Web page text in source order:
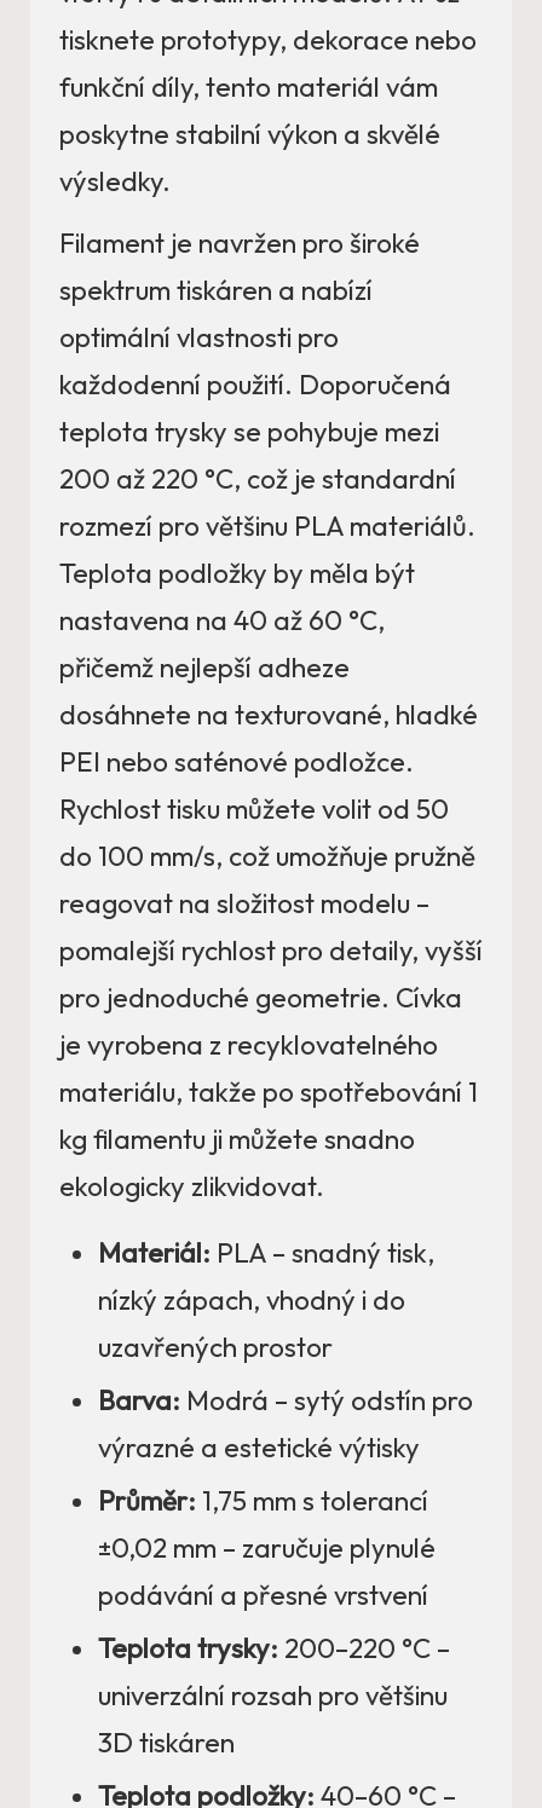
tisknete prototypy, dekorace nebo
funkční díly, tento materiál vám
poskytne stabilní výkon a skvělé
výsledky.
Filament je navržen pro široké
spektrum tiskáren a nabízí
optimální vlastnosti pro
každodenní použití. Doporučená
teplota trysky se pohybuje mezi
200 až 220 °C, což je standardní
rozmezí pro většinu PLA materiálů.
Teplota podložky by měla být
nastavena na 40 až 60 °C,
přičemž nejlepší adheze
dosáhnete na texturované, hladké
PEI nebo saténové podložce.
Rychlost tisku můžete volit od 50
do 100 mm/s, což umožňuje pružně
reagovat na složitost modelu –
pomalejší rychlost pro detaily, vyšší
pro jednoduché geometrie. Cívka
je vyrobena z recyklovatelného
materiálu, takže po spotřebování 1
kg filamentu ji můžete snadno
ekologicky zlikvidovat.
Materiál: PLA – snadný tisk,
nízký zápach, vhodný i do
uzavřených prostor
Barva: Modrá – sytý odstín pro
výrazné a estetické výtisky
Průměr: 1,75 mm s tolerancí
±0,02 mm – zaručuje plynulé
podávání a přesné vrstvení
Teplota trysky: 200–220 °C –
univerzální rozsah pro většinu
3D tiskáren
Teplota podložky: 40–60 °C –